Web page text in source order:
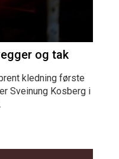
og tak
kledning første
Sveinung Kosberg i